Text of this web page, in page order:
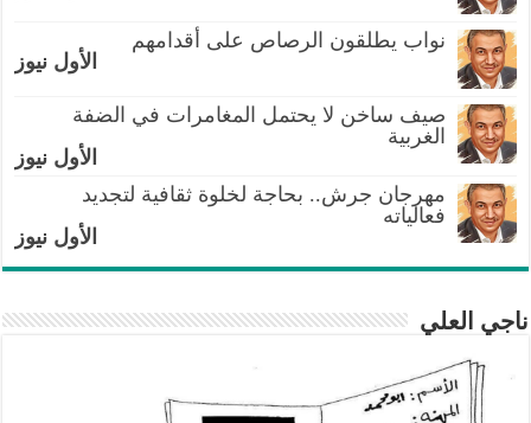
نواب يطلقون الرصاص على أقدامهم
الأول نيوز
صيف ساخن لا يحتمل المغامرات في الضفة
الغربية
الأول نيوز
مهرجان جرش.. بحاجة لخلوة ثقافية لتجديد
فعالياته
الأول نيوز
ناجي العلي